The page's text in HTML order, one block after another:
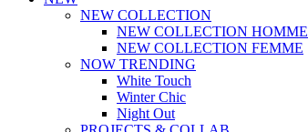
NEW COLLECTION
NEW COLLECTION HOMME
NEW COLLECTION FEMME
NOW TRENDING
White Touch
Winter Chic
Night Out